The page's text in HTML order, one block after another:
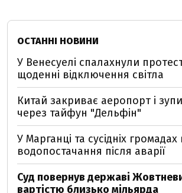
ОСТАННІ НОВИНИ
У Венесуелі спалахнули
щоденні відключення світла
Китай закриває аеропорт і
через тайфун "Дельфін"
У Марганці та сусідніх
водопостачання після аварії
Суд повернув державі
вартістю близько мільярда